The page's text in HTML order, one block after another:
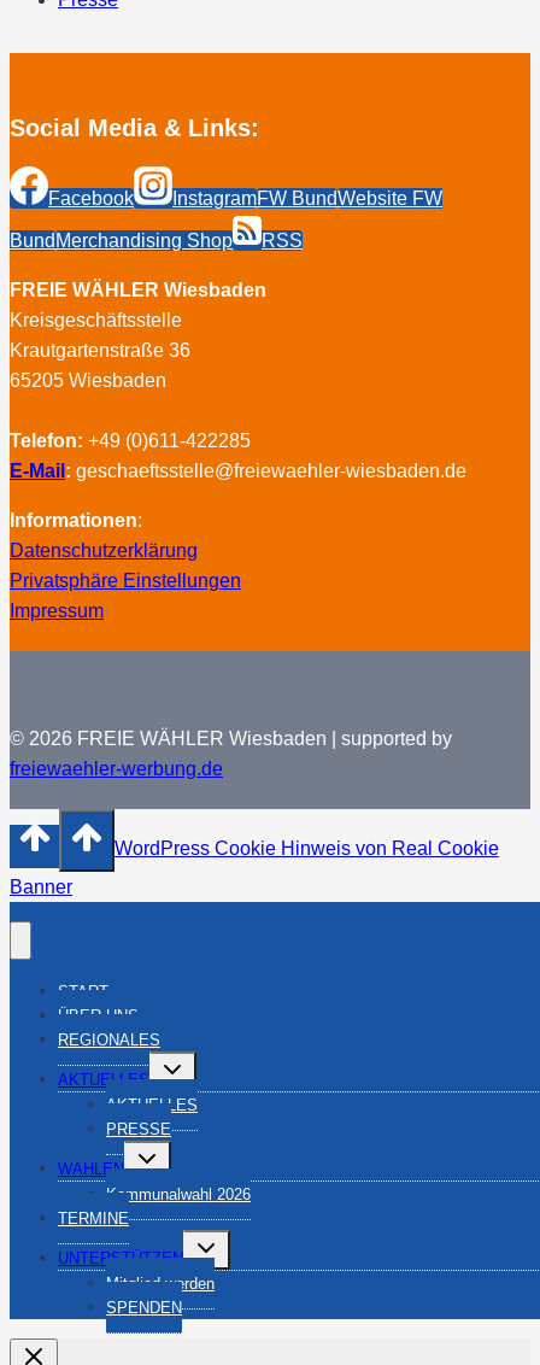
Social Media & Links:
Facebook InstagramFW BundWebsite FW
Bund Merchandising Shop RSS
FREIE WÄHLER Wiesbaden
Kreisgeschäftsstelle
Krautgartenstraße 36
65205 Wiesbaden
Telefon: +49 (0)611-422285
E-Mail : geschaeftsstelle@freiewaehler-wiesbaden.de
Informationen:
Datenschutzerklärung
Privatsphäre Einstellungen
Impressum
© 2026 FREIE WÄHLER Wiesbaden | supported by
freiewaehler-werbung.de
WordPress Cookie Hinweis von Real Cookie
Banner
START
ÜBER UNS
REGIONALES
AKTUELLES
Untermenü
umschalten
AKTUELLES
PRESSE
WAHLEN
Untermenü
umschalten
Kommunalwahl 2026
TERMINE
UNTERSTÜTZEN
Untermenü
umschalten
Mitglied werden
SPENDEN